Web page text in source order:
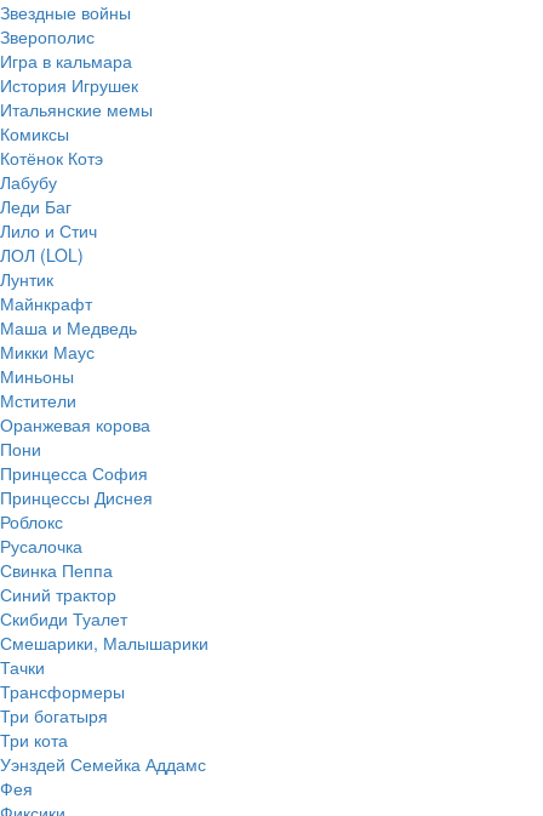
Звездные войны
Зверополис
Игра в кальмара
История Игрушек
Итальянские мемы
Комиксы
Котёнок Котэ
Лабубу
Леди Баг
Лило и Стич
ЛОЛ (LOL)
Лунтик
Майнкрафт
Маша и Медведь
Микки Маус
Миньоны
Мстители
Оранжевая корова
Пони
Принцесса София
Принцессы Диснея
Роблокс
Русалочка
Свинка Пеппа
Синий трактор
Скибиди Туалет
Смешарики, Малышарики
Тачки
Трансформеры
Три богатыря
Три кота
Уэнздей Семейка Аддамс
Фея